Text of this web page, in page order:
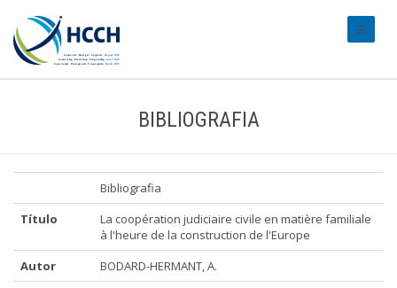
BIBLIOGRAFIA
Bibliografia
Título
La coopération judiciaire civile en matière familiale
à l'heure de la construction de l'Europe
Autor
BODARD-HERMANT, A.